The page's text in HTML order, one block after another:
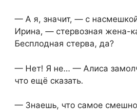
— А я, значит, — с
Ирина, — стервозная жена-
Бесплодная стерва, да?
— Нет! Я не… — Алиса
что ещё сказать.
— Знаешь, что самое